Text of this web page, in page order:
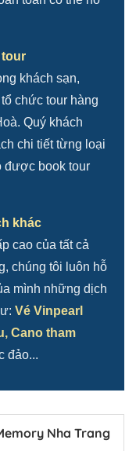
tour
khách sạn,
chức tour hàng
Quý khách
chi tiết từng loại
được book tour
khác
cao của tất cả
chúng tôi luôn hỗ
mình những dịch
Vé Vinpearl
Cano tham
đảo...
Nha Trang